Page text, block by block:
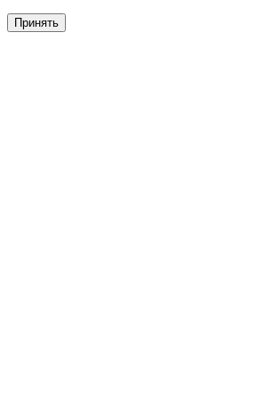
Принять